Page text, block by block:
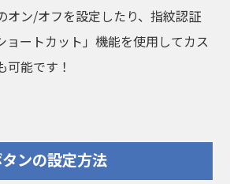
オン/オフを設定したり、指紋認証
ョートカット」機能を使用してカス
可能です！
ンの設定方法